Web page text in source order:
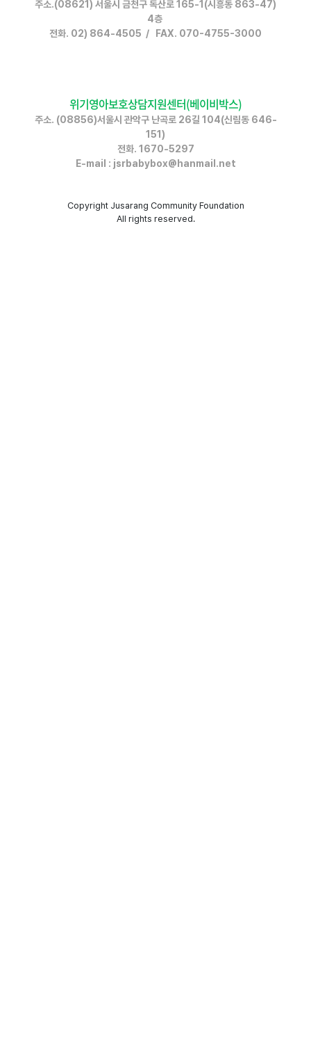
주소.(08621) 서울시 금천구 독산로 165-1(시흥동 863-47)
4층
전화. 02) 864-4505 / FAX. 070-4755-3000
위기영아보호상담지원센터(베이비박스)
주소. (08856)서울시 관악구 난곡로 26길 104(신림동 646-
151)
전화. 1670-5297
E-mail : jsrbabybox@hanmail.net
Copyright Jusarang Community Foundation
All rights reserved.